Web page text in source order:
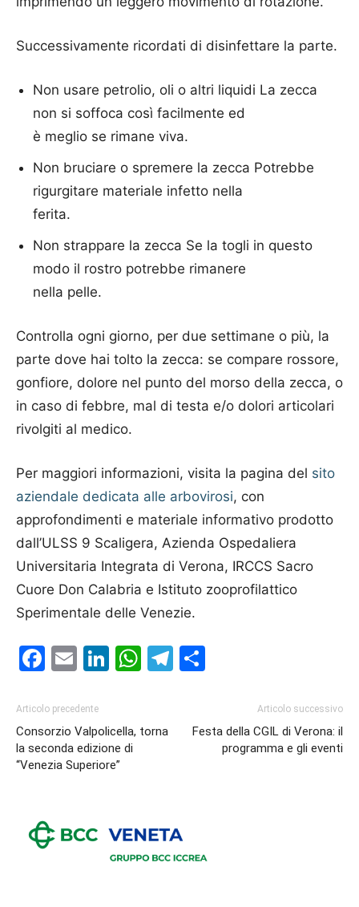
Successivamente ricordati di disinfettare la parte.
Non usare petrolio, oli o altri liquidi La zecca
non si soffoca così facilmente ed
è meglio se rimane viva.
Non bruciare o spremere la zecca Potrebbe
rigurgitare materiale infetto nella
ferita.
Non strappare la zecca Se la togli in questo
modo il rostro potrebbe rimanere
nella pelle.
Controlla ogni giorno, per due settimane o più, la
parte dove hai tolto la zecca: se compare rossore,
gonfiore, dolore nel punto del morso della zecca, o
in caso di febbre, mal di testa e/o dolori articolari
rivolgiti al medico.
Per maggiori informazioni, visita la pagina del sito
aziendale dedicata alle arbovirosi, con
approfondimenti e materiale informativo prodotto
dall’ULSS 9 Scaligera, Azienda Ospedaliera
Universitaria Integrata di Verona, IRCCS Sacro
Cuore Don Calabria e Istituto zooprofilattico
Sperimentale delle Venezie.
Facebook
EmailLinkedIn
WhatsApp
Telegram
Articolo precedente
Consorzio Valpolicella, torna
la seconda edizione di
“Venezia Superiore”
Articolo successivo
Festa della CGIL di Verona: il
programma e gli eventi